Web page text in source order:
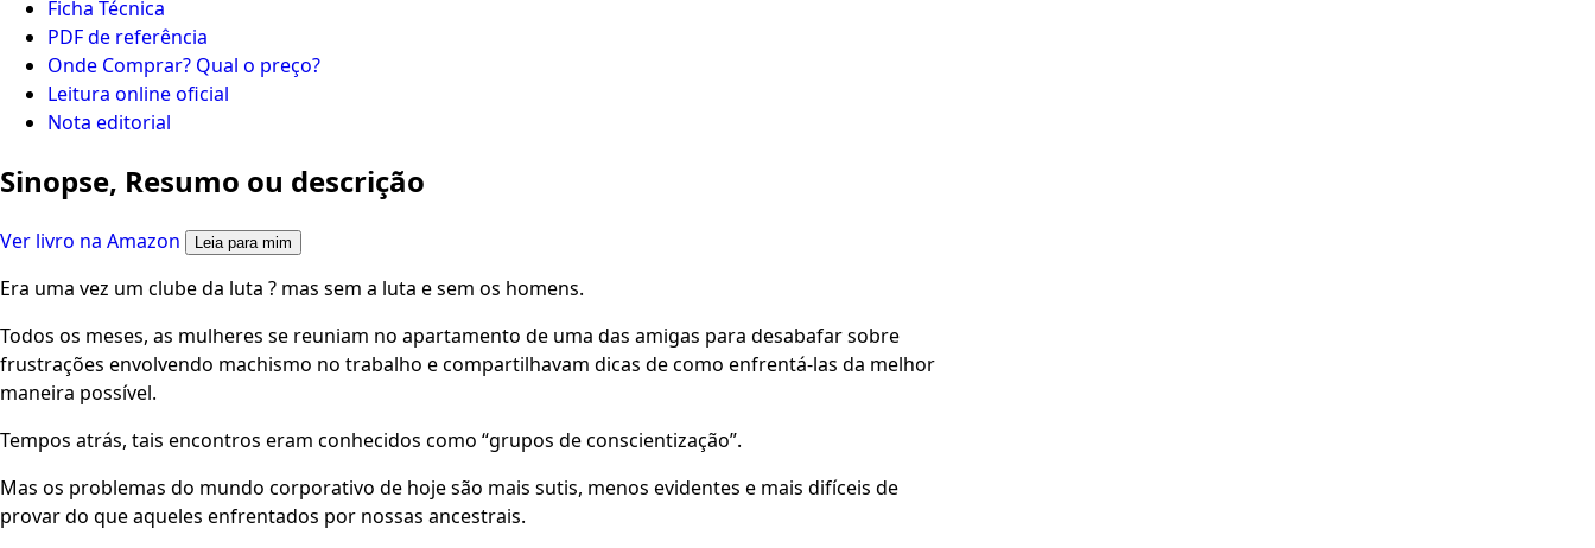
Ficha Técnica
PDF de referência
Onde Comprar? Qual o preço?
Leitura online oficial
Nota editorial
Sinopse, Resumo ou descrição
Ver livro na Amazon Leia para mim
Era uma vez um clube da luta ? mas sem a luta e sem os homens.
Todos os meses, as mulheres se reuniam no apartamento de uma das amigas para desabafar sobre
frustrações envolvendo machismo no trabalho e compartilhavam dicas de como enfrentá-las da melhor
maneira possível.
Tempos atrás, tais encontros eram conhecidos como “grupos de conscientização”.
Mas os problemas do mundo corporativo de hoje são mais sutis, menos evidentes e mais difíceis de
provar do que aqueles enfrentados por nossas ancestrais.